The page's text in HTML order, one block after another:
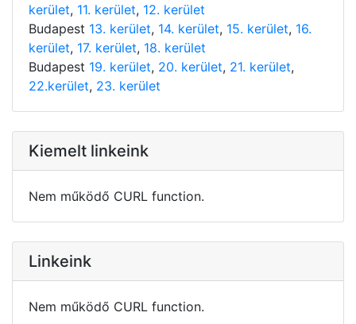
kerület, 11. kerület, 12. kerület
Budapest 13. kerület, 14. kerület, 15. kerület, 16.
kerület, 17. kerület, 18. kerület
Budapest 19. kerület, 20. kerület, 21. kerület,
22.kerület, 23. kerület
Kiemelt linkeink
Nem működő CURL function.
Linkeink
Nem működő CURL function.